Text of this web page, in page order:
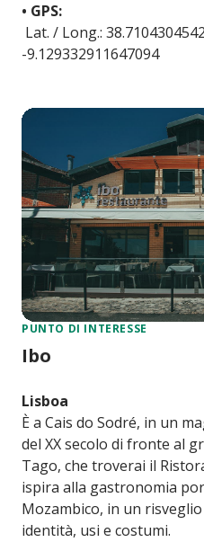
• GPS:
Lat. / Long.:
-9.129332911647094
PUNTO DI INTERESSE
Ibo
Lisboa
È a Cais do Sodré, in un
del XX secolo di fronte al
Tago, che troverai il
ispira alla gastronomia
Mozambico, in un
identità, usi e costumi.